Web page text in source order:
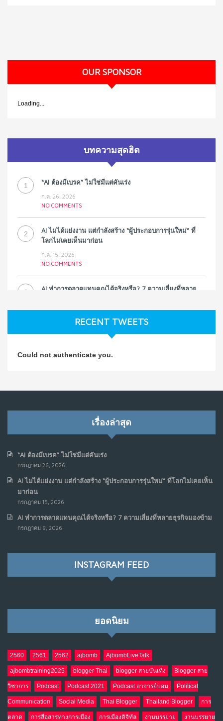
OUR SPONSOR
Loading...
บทความสุดฮิต
1 “AI ต้องมีเบรค“ ไม่ใช่มีแต่คันเร่ง
ก.ค. 26, 2026
NO COMMENTS
2
AI ไม่ได้แย่งงาน แต่กำลังสร้าง “ผู้ประกอบการรุ่นใหม่” ที่
โลกไม่เคยเห็นมาก่อน
ก.ค. 15, 2026
NO COMMENTS
3
AI ทำการตลาดแทนคุณได้จริงหรือ? 7 ความเสี่ยงที่หลาย
NO COMMENTS
Koe ในแบบอาจารย์บอม
รัฐอาจเป็นจุดเริ่มต้นของ “ขบวนการประท้วงดิจิทัล” ครั้งใหม่
6
7
เมื่อรัฐบาลเริ่มคิดแบบแพลตฟอร์ม : AI กำลังเปลี่ยนรัฐ
ราชการไปตลอดกาล
NO COMMENTS
เมื่อโลกออนไลน์ กลายเป็น“ศาลเตี้ย”
9
NO COMMENTS
10 อินโดนีเซีย กับเกมอำนาจที่มองไม่เห็น
เม.ย. 19, 2026
NO COMMENTS
RECENT TWEETS
Could not authenticate you.
เรื่องล่าสุด
“AI ต้องมีเบรค“ ไม่ใช่มีแต่คันเร่ง
กรกฎาคม 26, 2026
AI ไม่ได้แย่งงาน แต่กำลังสร้าง “ผู้ประกอบการรุ่นใหม่” ที่โลกไม่เคยเห็น
มาก่อน
กรกฎาคม 15, 2026
AI ทำการตลาดแทนคุณได้จริงหรือ? 7 ความเสี่ยงที่หลายธุรกิจมองข้าม
กรกฎาคม 9, 2026
INSTAGRAM FEED
ยอดนิยม
2560 2561 2562 ajbomb AjbombLiveTalk
ajbombtraining2025 blogger Thai blogger สายบันเทิง Blogger สาย
วิชาการ Podcast Podcast 2021 Podcast อาจารย์บอม Political
Communication Social Media Thai Blogger Thailand Blogger การ
ตลาด การสื่อสารทางการเมือง การเมืองดิจิทัล งานบรรยาย งานบรรยาย